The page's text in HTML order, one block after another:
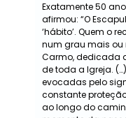
Exatamente 50
afirmou: “O
‘hábito’. Quem o
num grau mais ou
Carmo, dedicada
de toda a Igreja.
evocadas pelo
constante
ao longo do